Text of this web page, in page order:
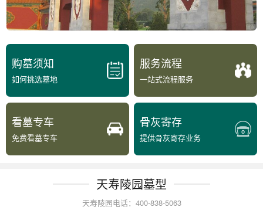
购墓须知
如何挑选墓地
服务流程
一站式流程服务
看墓专车
免费看墓专车
骨灰寄存
提供骨灰寄存业务
天寿陵园墓型
天寿陵园电话：400-838-5063